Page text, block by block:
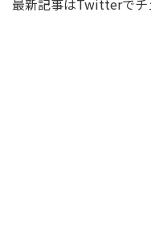
最新記事はTwitterで